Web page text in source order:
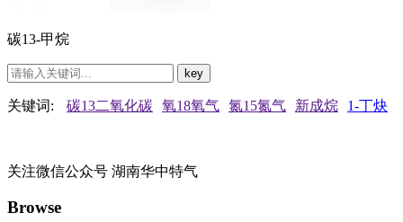
碳13-甲烷
关键词: 碳13二氧化碳 氧18氧气 氮15氮气 新成烷 1-丁炔
关注微信公众号 湖南华中特气
Browse